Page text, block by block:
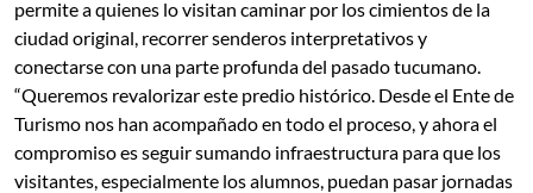
permite a quienes lo visitan caminar por los cimientos de la
ciudad original, recorrer senderos interpretativos y
conectarse con una parte profunda del pasado tucumano.
“Queremos revalorizar este predio histórico. Desde el Ente de
Turismo nos han acompañado en todo el proceso, y ahora el
compromiso es seguir sumando infraestructura para que los
visitantes, especialmente los alumnos, puedan pasar jornadas